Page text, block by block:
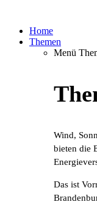
Home
Themen
Menü
Wind,
bieten die
Das ist